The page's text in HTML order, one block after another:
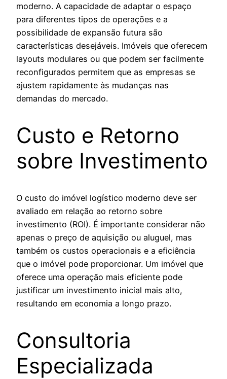
moderno. A capacidade de adaptar o espaço
para diferentes tipos de operações e a
possibilidade de expansão futura são
características desejáveis. Imóveis que oferecem
layouts modulares ou que podem ser facilmente
reconfigurados permitem que as empresas se
ajustem rapidamente às mudanças nas
demandas do mercado.
Custo e Retorno
sobre Investimento
O custo do imóvel logístico moderno deve ser
avaliado em relação ao retorno sobre
investimento (ROI). É importante considerar não
apenas o preço de aquisição ou aluguel, mas
também os custos operacionais e a eficiência
que o imóvel pode proporcionar. Um imóvel que
oferece uma operação mais eficiente pode
justificar um investimento inicial mais alto,
resultando em economia a longo prazo.
Consultoria
Especializada